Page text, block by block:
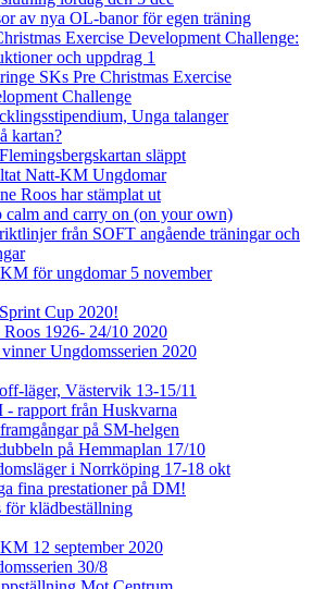
av nya OL-banor för egen träning
Exercise Development Challenge:
och uppdrag 1
SKs Pre Christmas Exercise
Challenge
Unga talanger
kartan?
släppt
Natt-KM Ungdomar
Roos har stämplat ut
calm and carry on (on your own)
från SOFT angående träningar och
för ungdomar 5 november
Cup 2020!
Roos 1926- 24/10 2020
Ungdomsserien 2020
läger, Västervik 13-15/11
- rapport från Huskvarna
på SM-helgen
på Hemmaplan 17/10
i Norrköping 17-18 okt
fina prestationer på DM!
för klädbeställning
12 september 2020
30/8